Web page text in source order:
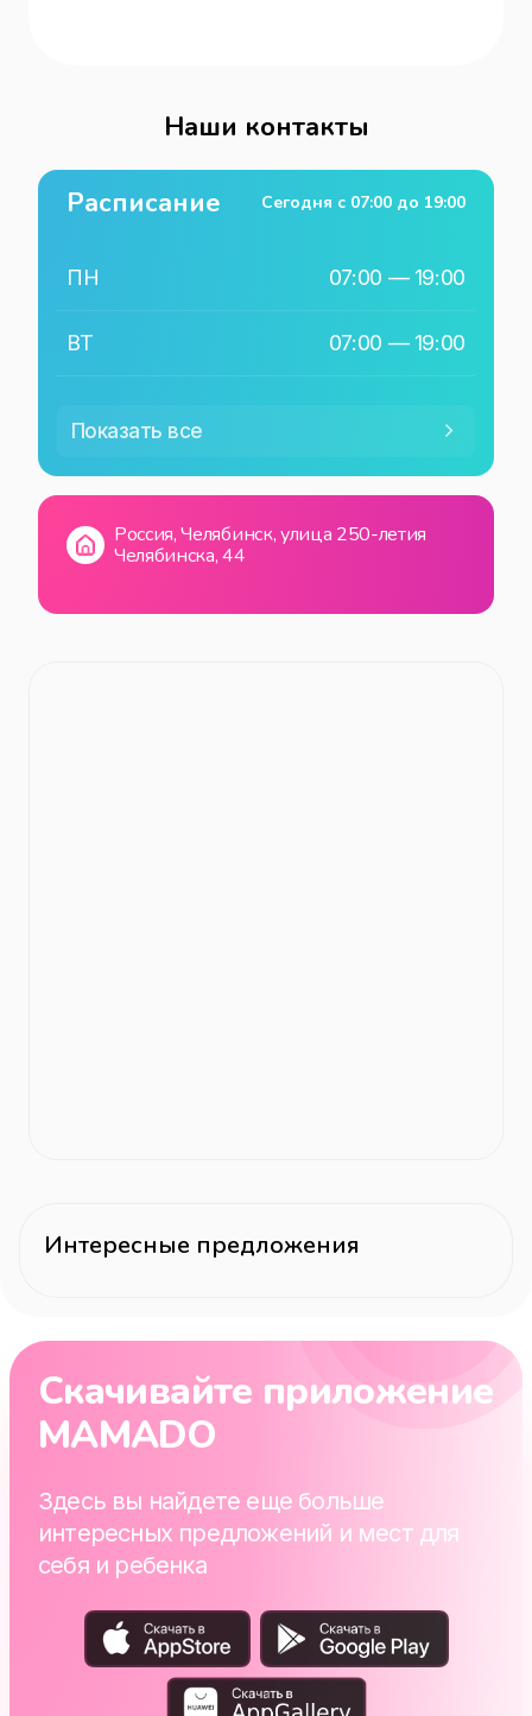
Наши контакты
Расписание Сегодня с 07:00 до 19:00
ПН 07:00 — 19:00
ВТ 07:00 — 19:00
ЧТ 07:00—19:00
ПТ 07:00—19:00
Показать все
Россия, Челябинск, улица 250-летия
Челябинска, 44
Интересные предложения
Скачивайте приложение
MAMADO
Здесь вы найдете еще больше
интересных предложений и мест для
себя и ребенка